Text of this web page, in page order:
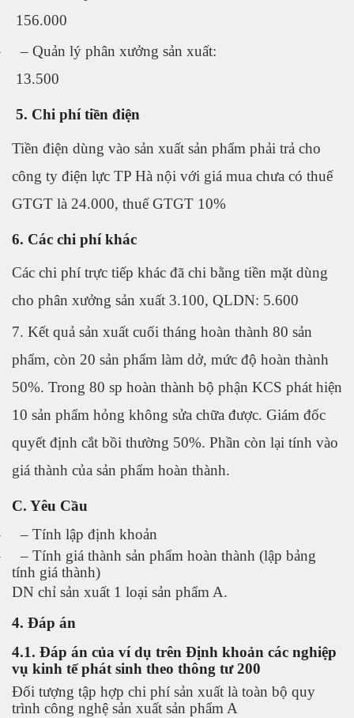
156.000
– Quản lý phân xưởng sản xuất:
13.500
5. Chi phí tiền điện
Tiền điện dùng vào sản xuất sản phẩm phải trả cho
công ty điện lực TP Hà nội với giá mua chưa có thuế
GTGT là 24.000, thuế GTGT 10%
6. Các chi phí khác
Các chi phí trực tiếp khác đã chi bằng tiền mặt dùng
cho phân xưởng sản xuất 3.100, QLDN: 5.600
7. Kết quả sản xuất cuối tháng hoàn thành 80 sản
phẩm, còn 20 sản phẩm làm dở, mức độ hoàn thành
50%. Trong 80 sp hoàn thành bộ phận KCS phát hiện
10 sản phẩm hỏng không sửa chữa được. Giám đốc
quyết định cắt bồi thường 50%. Phần còn lại tính vào
giá thành của sản phẩm hoàn thành.
C. Yêu Cầu
– Tính lập định khoản
– Tính giá thành sản phẩm hoàn thành (lập bảng
tính giá thành)
DN chỉ sản xuất 1 loại sản phẩm A.
4. Đáp án
4.1. Đáp án của ví dụ trên Định khoản các nghiệp
vụ kinh tế phát sinh theo thông tư 200
Đối tượng tập hợp chi phí sản xuất là toàn bộ quy
trình công nghệ sản xuất sản phẩm A